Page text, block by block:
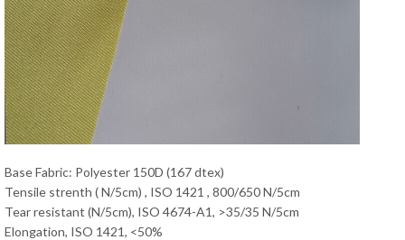
Base Fabric: Polyester 150D (167 dtex)
Tensile strenth ( N/5cm) , ISO 1421 , 800/650 N/5cm
Tear resistant (N/5cm), ISO 4674-A1, >35/35 N/5cm
Elongation, ISO 1421, <50%